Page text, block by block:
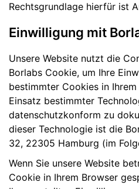
Rechtsgrundlage hierfür ist
Einwilligung mit
Unsere Website nutzt die
Borlabs Cookie, um Ihre
bestimmter Cookies in
Einsatz bestimmter
datenschutzkonform zu
dieser Technologie ist die
32, 22305 Hamburg (im
Wenn Sie unsere Website
Cookie in Ihrem Browser